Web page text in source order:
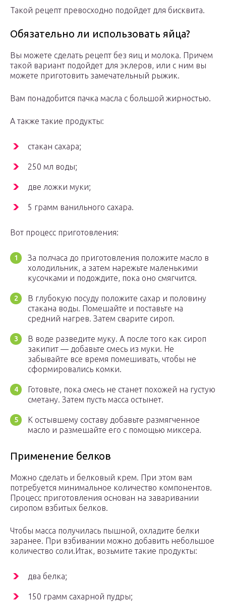
Такой рецепт превосходно подойдет для бисквита.
Обязательно ли использовать яйца?
Вы можете сделать рецепт без яиц и молока. Причем
такой вариант подойдет для эклеров, или с ним вы
можете приготовить замечательный рыжик.
Вам понадобится пачка масла с большой жирностью.
А также такие продукты:
стакан сахара;
250 мл воды;
две ложки муки;
5 грамм ванильного сахара.
Вот процесс приготовления:
За полчаса до приготовления положите масло в
холодильник, а затем нарежьте маленькими
кусочками и подождите, пока оно смягчится.
В глубокую посуду положите сахар и половину
стакана воды. Помешайте и поставьте на
средний нагрев. Затем сварите сироп.
В воде разведите муку. А после того как сироп
закипит — добавьте смесь из муки. Не
забывайте все время помешивать, чтобы не
сформировались комки.
Готовьте, пока смесь не станет похожей на густую
сметану. Затем пусть масса остынет.
К остывшему составу добавьте размягченное
масло и размешайте его с помощью миксера.
Применение белков
Можно сделать и белковый крем. При этом вам
потребуется минимальное количество компонентов.
Процесс приготовления основан на заваривании
сиропом взбитых белков.
Чтобы масса получилась пышной, охладите белки
заранее. При взбивании можно добавить небольшое
количество соли.Итак, возьмите такие продукты:
два белка;
150 грамм сахарной пудры;